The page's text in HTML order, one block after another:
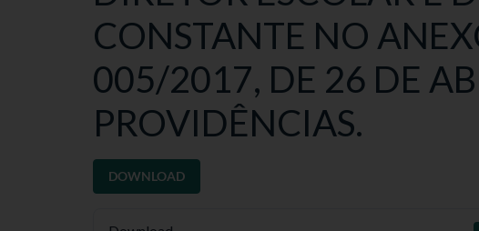
CONSTANTE NO
005/2017, DE 26 DE
PROVIDÊNCIAS.
DOWNLOAD